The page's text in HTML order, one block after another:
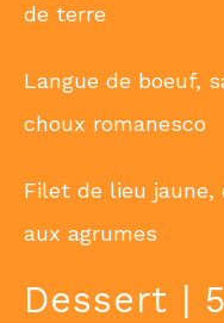
de terre
Langue de boeuf,
choux romanesco
Filet de lieu jaune,
aux agrumes
Dessert |